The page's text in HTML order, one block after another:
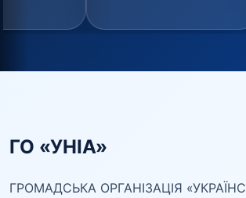
ГО «УНІА»
ГРОМАДСЬКА ОРГАНІЗАЦІЯ